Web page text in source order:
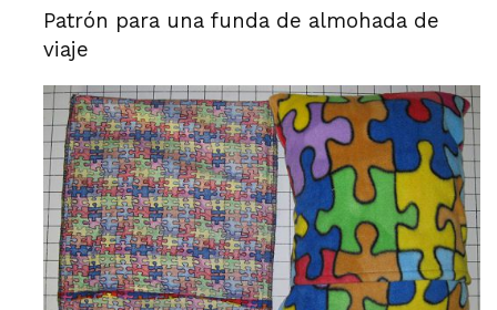
Patrón para una funda de almohada de
viaje